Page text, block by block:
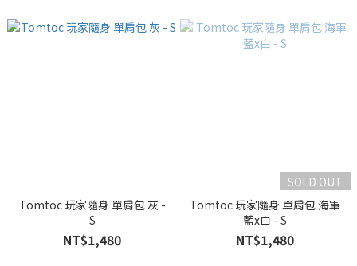
Tomtoc 玩家隨身 單肩包 灰 -
S
NT$1,480
SOLD OUT
Tomtoc 玩家隨身 單肩包 海軍
藍x白 - S
NT$1,480